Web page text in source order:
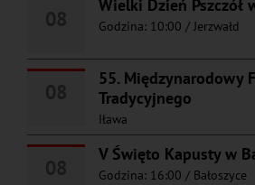
Wielki Dzień Pszczół
Godzina: 10:00 / Jerzwałd
55. Międzynarodowy
Tradycyjnego
Iława
V Święto Kapusty w
Godzina: 16:00 / Bałoszyce